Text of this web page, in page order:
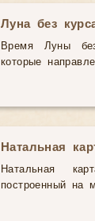
Луна без
Время Луны
которые
Натальная
Натальная
построенный на